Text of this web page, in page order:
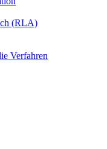
(RLA)
Verfahren